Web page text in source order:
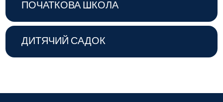
ПОЧАТКОВА ШКОЛА
ДИТЯЧИЙ САДОК